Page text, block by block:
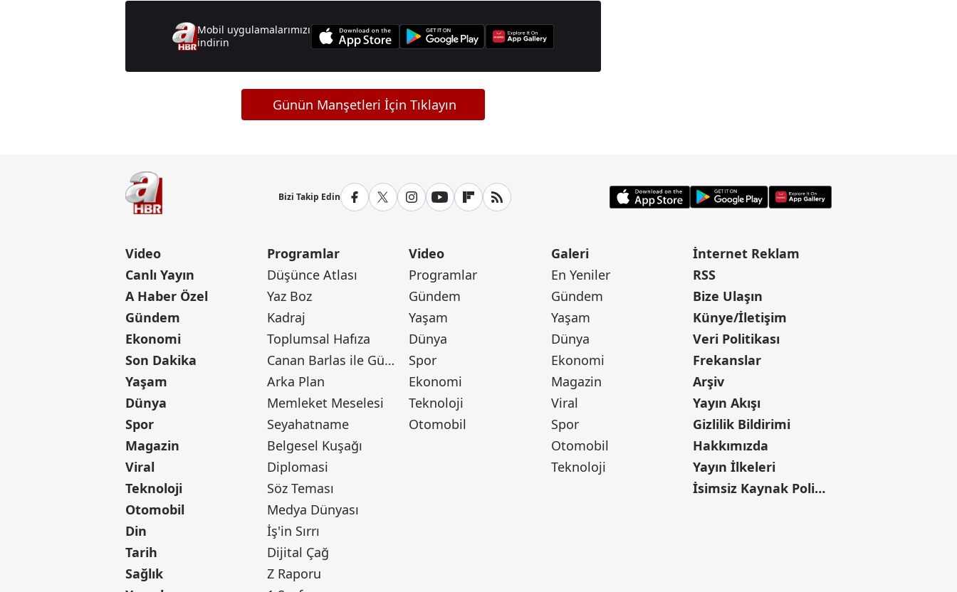
Mobil uygulamalarımızı
indirin
Günün Manşetleri İçin Tıklayın
Bizi Takip Edin
Video
Canlı Yayın
A Haber Özel
Gündem
Ekonomi
Son Dakika
Yaşam
Dünya
Spor
Magazin
Viral
Teknoloji
Otomobil
Din
Tarih
Sağlık
Programlar
Düşünce Atlası
Yaz Boz
Kadraj
Toplumsal Hafıza
Canan Barlas ile Gündem
Arka Plan
Memleket Meselesi
Seyahatname
Belgesel Kuşağı
Diplomasi
Söz Teması
Medya Dünyası
İş'in Sırrı
Dijital Çağ
Z Raporu
Video
Programlar
Gündem
Yaşam
Dünya
Spor
Ekonomi
Teknoloji
Otomobil
Galeri
En Yeniler
Gündem
Yaşam
Dünya
Ekonomi
Magazin
Viral
Spor
Otomobil
Teknoloji
İnternet Reklam
RSS
Bize Ulaşın
Künye/İletişim
Veri Politikası
Frekanslar
Arşiv
Yayın Akışı
Gizlilik Bildirimi
Hakkımızda
Yayın İlkeleri
İsimsiz Kaynak Politikası